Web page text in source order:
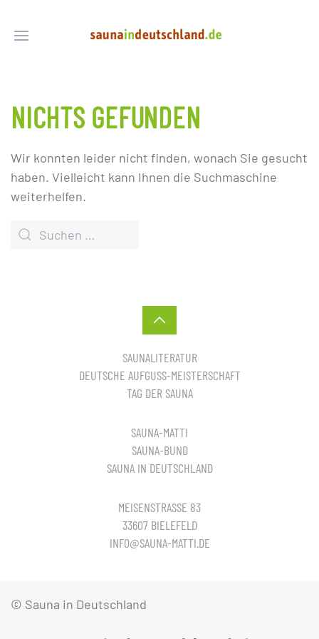
NICHTS GEFUNDEN
Wir konnten leider nicht finden, wonach Sie gesucht
haben. Vielleicht kann Ihnen die Suchmaschine
weiterhelfen.
SAUNALITERATUR
DEUTSCHE AUFGUSS-MEISTERSCHAFT
TAG DER SAUNA
SAUNA-MATTI
SAUNA-BUND
SAUNA IN DEUTSCHLAND
MEISENSTRASSE 83
33607 BIELEFELD
INFO@SAUNA-MATTI.DE
© Sauna in Deutschland